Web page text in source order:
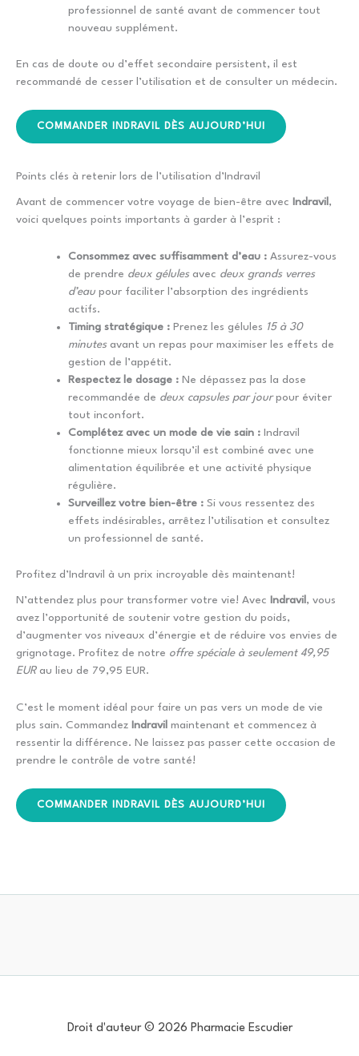
professionnel de santé avant de commencer tout
nouveau supplément.
En cas de doute ou d’effet secondaire persistent, il est
recommandé de cesser l’utilisation et de consulter un médecin.
COMMANDER INDRAVIL DÈS AUJOURD’HUI
Points clés à retenir lors de l’utilisation d’Indravil
Avant de commencer votre voyage de bien-être avec Indravil ,
voici quelques points importants à garder à l’esprit :
Consommez avec suffisamment d’eau : Assurez-vous
de prendre deux gélulesavec deux grands verres
d’eau pour faciliter l’absorption des ingrédients
actifs.
Timing stratégique : Prenez les gélules 15 à 30
minutesavant un repas pour maximiser les effets de
gestion de l’appétit.
Respectez le dosage : Ne dépassez pas la dose
recommandée de deux capsules par jourpour éviter
tout inconfort.
Complétez avec un mode de vie sain : Indravil
fonctionne mieux lorsqu’il est combiné avec une
alimentation équilibrée et une activité physique
régulière.
Surveillez votre bien-être : Si vous ressentez des
effets indésirables, arrêtez l’utilisation et consultez
un professionnel de santé.
Profitez d’Indravil à un prix incroyable dès maintenant!
N’attendez plus pour transformer votre vie! Avec Indravil , vous
avez l’opportunité de soutenir votre gestion du poids,
d’augmenter vos niveaux d’énergie et de réduire vos envies de
grignotage. Profitez de notre offre spéciale à seulement 49,95
EURau lieu de 79,95 EUR.
C’est le moment idéal pour faire un pas vers un mode de vie
plus sain. Commandez Indravil maintenant et commencez à
ressentir la différence. Ne laissez pas passer cette occasion de
prendre le contrôle de votre santé!
COMMANDER INDRAVIL DÈS AUJOURD’HUI
Droit d'auteur © 2026 Pharmacie Escudier